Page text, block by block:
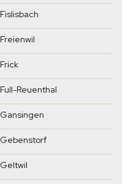
Reuenthal